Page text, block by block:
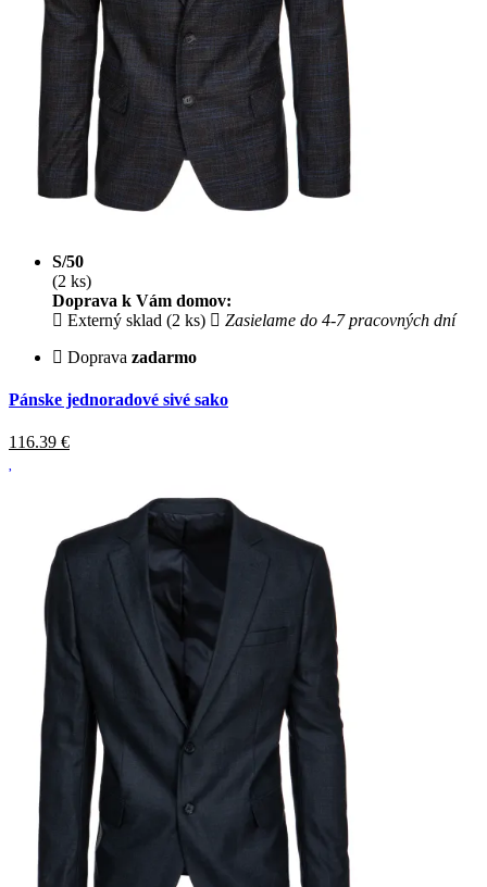
S/50
(2 ks)
Doprava k Vám domov:
Externý sklad (2 ks)
Zasielame do 4-7 pracovných dní
Doprava zadarmo
Pánske jednoradové sivé sako
116.39 €